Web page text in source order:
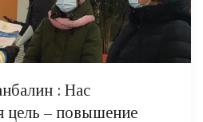
: Нас
цель – повышение